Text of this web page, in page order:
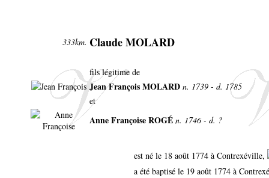
333km. Claude MOLARD
fils légitime de
Jean François MOLARD n. 1739 - d. 1785
et
Anne Françoise ROGÉ n. 1746 - d. ?
est né le 18 août 1774 à Contrexéville,
a été baptisé le 19 août 1774 à